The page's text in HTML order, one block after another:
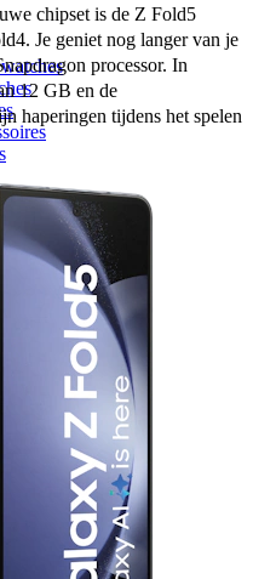
chipset is de Z Fold5
Je geniet nog langer van je
processor. In
12 GB en de
haperingen tijdens het spelen